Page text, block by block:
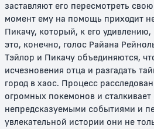
Покемон навсегда: Селеби -
Голос леса
12+ 12+
заставляют его пересмотреть
момент ему на помощь приходит
Пикачу, который, к его удивлению,
это, конечно, голос Райана
Тэйлор и Пикачу объединяются,
исчезновения отца и разгадать
город в хаос. Процесс
огромных покемонов и
непредсказуемыми событиями и
увлекательной истории они не